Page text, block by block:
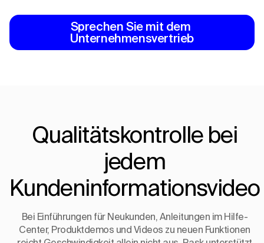
Sprechen Sie mit dem
Unternehmensvertrieb
Qualitätskontrolle bei
jedem
Kundeninformationsvideo
Bei Einführungen für Neukunden, Anleitungen im Hilfe-
Center, Produktdemos und Videos zu neuen Funktionen